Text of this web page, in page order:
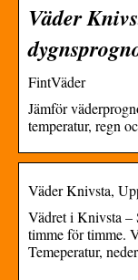
Väder
FintVäder
Jämför
temperatur, regn
Väder Knivsta,
Vädret i Knivsta –
timme för timme.
Temeperatur,